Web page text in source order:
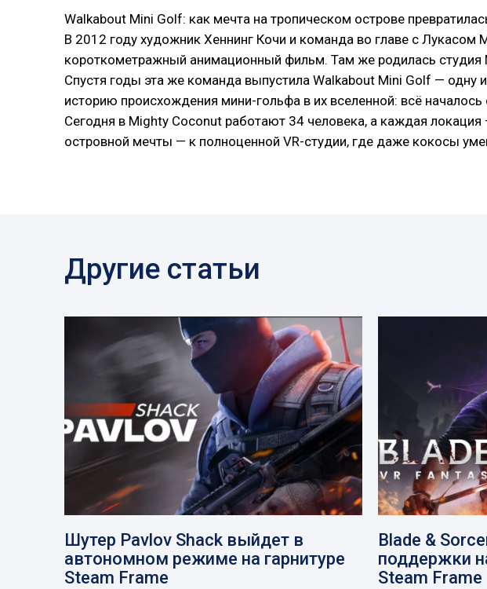
Walkabout Mini Golf: как мечта на тропическом острове
В 2012 году художник Хеннинг Кочи и команда во главе с Лукасом
короткометражный анимационный фильм. Там же родилась студия
Спустя годы эта же команда выпустила Walkabout Mini Golf —
историю происхождения мини-гольфа в их вселенной: всё
Сегодня в Mighty Coconut работают 34 человека, а каждая
островной мечты — к полноценной VR-студии, где даже кокосы
Другие статьи
Шутер Pavlov Shack выйдет в
автономном режиме на гарнитуре
Steam Frame
Blade &
поддержки
Steam Frame